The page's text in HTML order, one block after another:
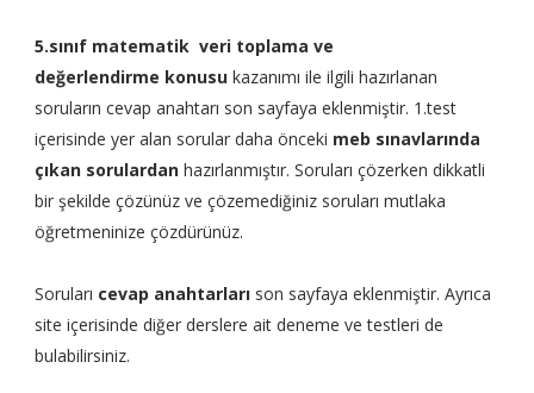
5.sınıf matematik veri toplama ve
değerlendirme konusu kazanımı ile ilgili hazırlanan
soruların cevap anahtarı son sayfaya eklenmiştir. 1.test
içerisinde yer alan sorular daha önceki meb sınavlarında
çıkan sorulardanhazırlanmıştır. Soruları çözerken dikkatli
bir şekilde çözünüz ve çözemediğiniz soruları mutlaka
öğretmeninize çözdürünüz.
Soruları cevap anahtarlarıson sayfaya eklenmiştir. Ayrıca
site içerisinde diğer derslere ait deneme ve testleri de
bulabilirsiniz.